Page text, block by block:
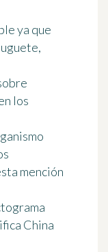
ya que
los
mención
China